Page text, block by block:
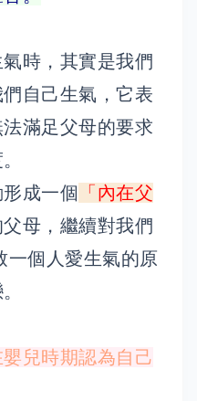
時，其實是我們
自己生氣，它表
滿足父母的要求
成一個 「內在父
父母，繼續對我們
一個人愛生氣的原
兒時期認為自己